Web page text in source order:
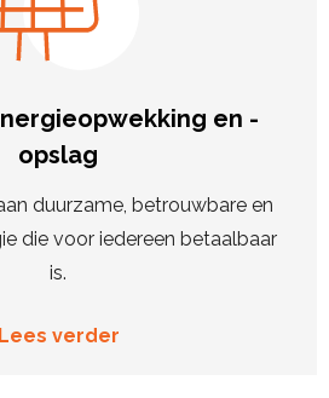
en -
opslag
duurzame, betrouwbare en
die voor iedereen betaalbaar
is.
Lees verder